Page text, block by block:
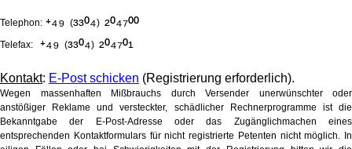
Telephon: ⁺⁴⁹ (³³⁰⁴) ²⁰⁴⁷⁰⁰
Telefax: ⁺⁴⁹ (³³⁰⁴) ²⁰⁴⁷⁰¹
Kontakt: E-Post schicken (Registrierung erforderlich).
Wegen massenhaften Mißbrauchs durch Versender unerwünschter oder
anstößiger Reklame und versteckter, schädlicher Rechnerprogramme ist die
Bekanntgabe der E-Post-Adresse oder das Zugänglichmachen eines
entsprechenden Kontaktformulars für nicht registrierte Petenten nicht möglich. In